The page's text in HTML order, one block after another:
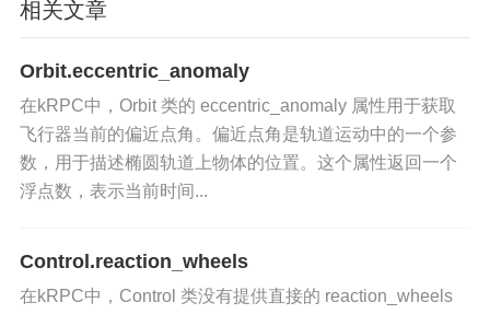
任务规划：在任务规划阶段，利用天体引力参数设
计和优化轨道插入和转移操作。
科学研究
：在科学研究中，使用天体引力参数进行
天体物理学和天文学的研究。
相关属性和方法
orbit：获取天体的轨道信息。
相关文章
Orbit.eccentric_anomaly
在kRPC中，Orbit 类的 eccentric_anomaly 属性用于获取
飞行器当前的偏近点角。偏近点角是轨道运动中的一个参
数，用于描述椭圆轨道上物体的位置。这个属性返回一个
浮点数，表示当前时间...
Control.reaction_wheels
在kRPC中，Control 类没有提供直接的 reaction_wheels